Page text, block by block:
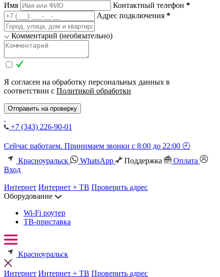
Имя Контактный телефон *
Адрес подключения *
Комментарий (необязательно)
Я согласен на обработку персональных данных в
соответствии с Политикой обработки
Отправить на проверку
+7 (343) 226-90-01
Сейчас работаем. Принимаем звонки с 8:00 до 22:00 🕘
Красноуральск
WhatsApp Поддержка
Оплата
Вход
Интернет Интернет + ТВ Проверить адрес
Оборудование
Wi-Fi роутер
ТВ-приставка
Красноуральск
Интернет Интернет + ТВ Проверить адрес